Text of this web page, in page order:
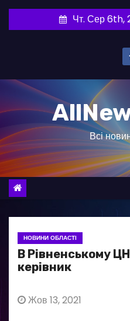
и
о
в
Чт. Сер 6th,
Всі
НОВИНИ ОБЛАСТІ
В Рівненському
керівник
Жов 13, 2021